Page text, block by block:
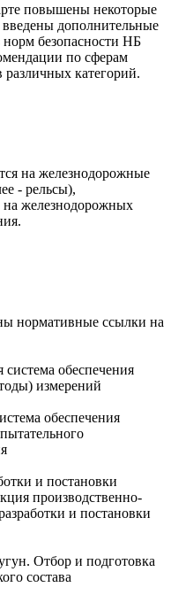
повышены некоторые
дополнительные
безопасности НБ
по сферам
категорий.
на железнодорожные
- рельсы),
на железнодорожных
нормативные ссылки на
обеспечения
измерений
обеспечения
и постановки
производственно-
и постановки
Отбор и подготовка
состава